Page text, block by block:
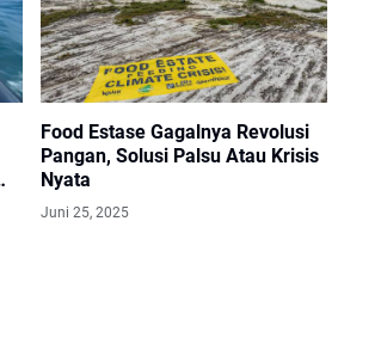
Food Estase Gagalnya Revolusi
Pangan, Solusi Palsu Atau Krisis
Nyata
Juni 25, 2025